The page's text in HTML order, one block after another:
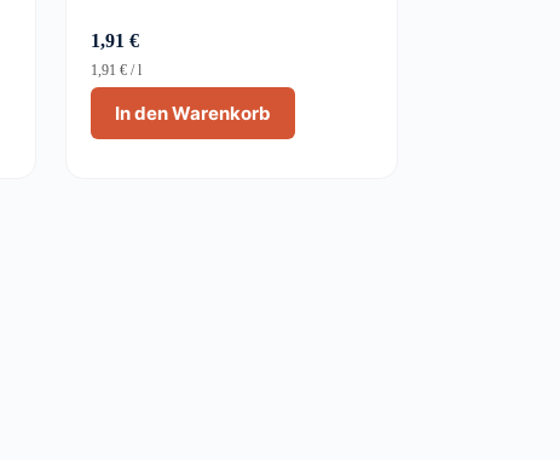
1,91€
In den Warenkorb
1,91€ /l